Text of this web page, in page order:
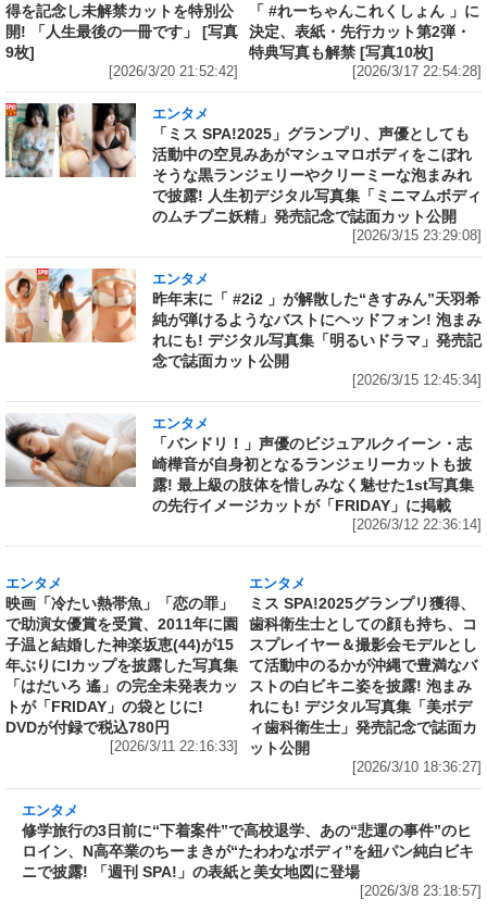
得を記念し未解禁カットを特別公
開! 「人生最後の一冊です」 [写真
9枚]
[2026/3/20 21:52:42]
「 #れーちゃんこれくしょん 」に
決定、表紙・先行カット第2弾・
特典写真も解禁 [写真10枚]
[2026/3/17 22:54:28]
エンタメ
「ミス SPA!2025」グランプリ、声優としても
活動中の空見みあがマシュマロボディをこぼれ
そうな黒ランジェリーやクリーミーな泡まみれ
で披露! 人生初デジタル写真集「ミニマムボディ
のムチプニ妖精」発売記念で誌面カット公開
[2026/3/15 23:29:08]
エンタメ
昨年末に「 #2i2 」が解散した“きすみん”天羽希
純が弾けるようなバストにヘッドフォン! 泡まみ
れにも! デジタル写真集「明るいドラマ」発売記
念で誌面カット公開
[2026/3/15 12:45:34]
エンタメ
「バンドリ！」声優のビジュアルクイーン・志
崎樺音が自身初となるランジェリーカットも披
露! 最上級の肢体を惜しみなく魅せた1st写真集
の先行イメージカットが「FRIDAY」に掲載
[2026/3/12 22:36:14]
エンタメ
映画「冷たい熱帯魚」「恋の罪」
で助演女優賞を受賞、2011年に園
年ぶりにIカップを披露した写真集
「はだいろ 遙」の完全未発表カッ
トが「FRIDAY」の袋とじに!
DVDが付録で税込780円
[2026/3/11 22:16:33]
エンタメ
ミス SPA!2025グランプリ獲得、
歯科衛生士としての顔も持ち、コ
スプレイヤー＆撮影会モデルとし
て活動中のるかが沖縄で豊満なバ
れにも! デジタル写真集「美ボデ
ィ歯科衛生士」発売記念で誌面カ
ット公開
[2026/3/10 18:36:27]